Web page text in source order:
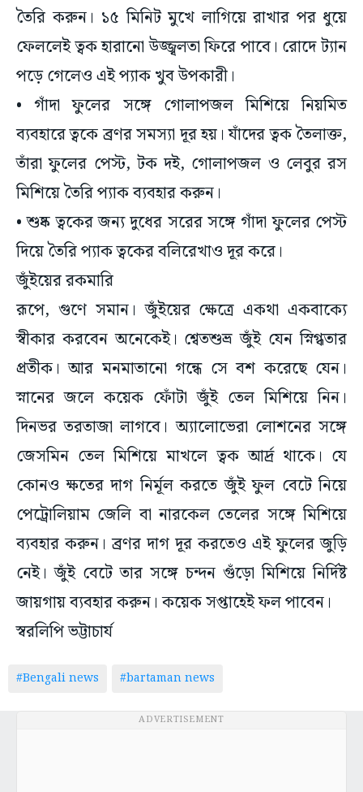
তৈরি করুন। ১৫ মিনিট মুখে লাগিয়ে রাখার পর ধুয়ে
ফেললেই ত্বক হারানো উজ্জ্বলতা ফিরে পাবে। রোদে ট্যান
পড়ে গেলেও এই প্যাক খুব উপকারী।
• গাঁদা ফুলের সঙ্গে গোলাপজল মিশিয়ে নিয়মিত
ব্যবহারে ত্বকে ব্রণর সমস্যা দূর হয়। যাঁদের ত্বক তৈলাক্ত,
তাঁরা ফুলের পেস্ট, টক দই, গোলাপজল ও লেবুর রস
মিশিয়ে তৈরি প্যাক ব্যবহার করুন।
• শুষ্ক ত্বকের জন্য দুধের সরের সঙ্গে গাঁদা ফুলের পেস্ট
দিয়ে তৈরি প্যাক ত্বকের বলিরেখাও দূর করে।
জুঁইয়ের রকমারি
রূপে, গুণে সমান। জুঁইয়ের ক্ষেত্রে একথা একবাক্যে
স্বীকার করবেন অনেকেই। শ্বেতশুভ্র জুঁই যেন স্নিগ্ধতার
প্রতীক। আর মনমাতানো গন্ধে সে বশ করেছে যেন।
স্নানের জলে কয়েক ফোঁটা জুঁই তেল মিশিয়ে নিন।
দিনভর তরতাজা লাগবে। অ্যালোভেরা লোশনের সঙ্গে
জেসমিন তেল মিশিয়ে মাখলে ত্বক আর্দ্র থাকে। যে
কোনও ক্ষতের দাগ নির্মূল করতে জুঁই ফুল বেটে নিয়ে
পেট্রোলিয়াম জেলি বা নারকেল তেলের সঙ্গে মিশিয়ে
ব্যবহার করুন। ব্রণর দাগ দূর করতেও এই ফুলের জুড়ি
নেই। জুঁই বেটে তার সঙ্গে চন্দন গুঁড়ো মিশিয়ে নির্দিষ্ট
জায়গায় ব্যবহার করুন। কয়েক সপ্তাহেই ফল পাবেন।
স্বরলিপি ভট্টাচার্য
#Bengali news #bartaman news
ADVERTISEMENT